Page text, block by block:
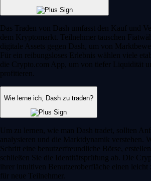
Das Traden von Dash umfasst den Kauf und
dem Kryptomarkt. Teilnehmer tauschen
digitale Assets gegen Dash, um von
Für ein reibungsloses Erlebnis wählen viele
die Crypto.com App, um von tiefer Liquidität
profitieren.
Wie lerne ich, Dash zu traden?
Um zu lernen, wie man Dash tradet, sollten
analysieren und die Marktdynamik verstehen.
Schritt eine benutzerfreundliche Börse,
schließen Sie die Identitätsprüfung ab. Die
ihrer intuitiven Benutzeroberfläche einen leicht
für neue Teilnehmer.